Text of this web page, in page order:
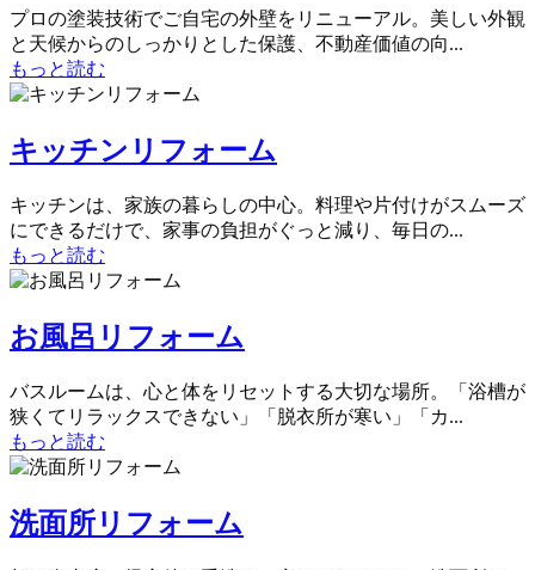
プロの塗装技術でご自宅の外壁をリニューアル。美しい外観
と天候からのしっかりとした保護、不動産価値の向...
もっと読む
キッチンリフォーム
キッチンは、家族の暮らしの中心。料理や片付けがスムーズ
にできるだけで、家事の負担がぐっと減り、毎日の...
もっと読む
お風呂リフォーム
バスルームは、心と体をリセットする大切な場所。「浴槽が
狭くてリラックスできない」「脱衣所が寒い」「カ...
もっと読む
洗面所リフォーム